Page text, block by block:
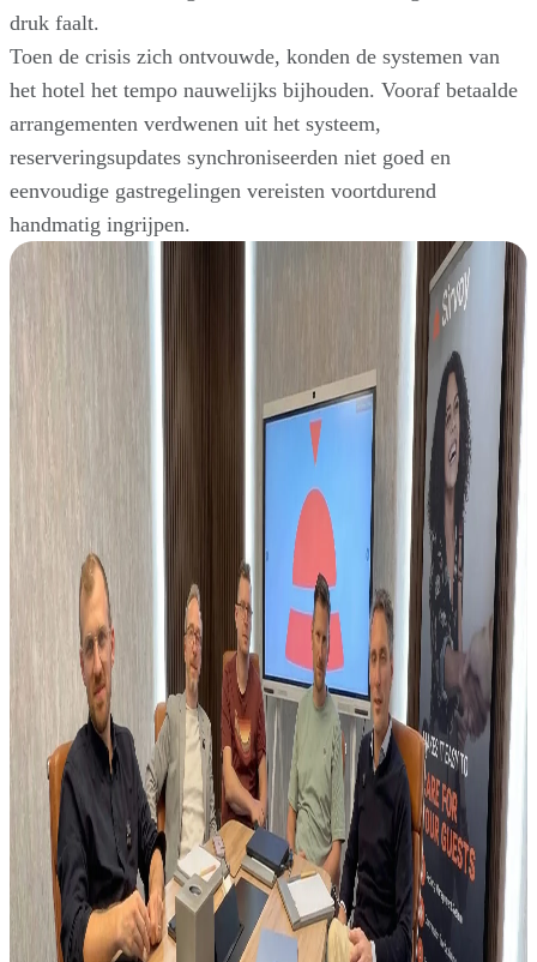
druk faalt.
Toen de crisis zich ontvouwde, konden de systemen van
het hotel het tempo nauwelijks bijhouden. Vooraf betaalde
arrangementen verdwenen uit het systeem,
reserveringsupdates synchroniseerden niet goed en
eenvoudige gastregelingen vereisten voortdurend
handmatig ingrijpen.